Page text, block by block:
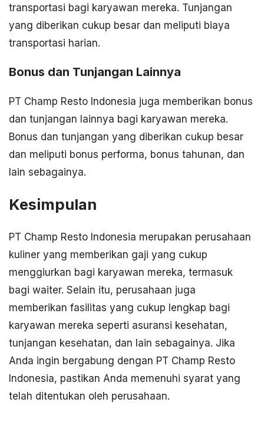
transportasi bagi karyawan mereka. Tunjangan
yang diberikan cukup besar dan meliputi biaya
transportasi harian.
Bonus dan Tunjangan Lainnya
PT Champ Resto Indonesia juga memberikan bonus
dan tunjangan lainnya bagi karyawan mereka.
Bonus dan tunjangan yang diberikan cukup besar
dan meliputi bonus performa, bonus tahunan, dan
lain sebagainya.
Kesimpulan
PT Champ Resto Indonesia merupakan perusahaan
kuliner yang memberikan gaji yang cukup
menggiurkan bagi karyawan mereka, termasuk
bagi waiter. Selain itu, perusahaan juga
memberikan fasilitas yang cukup lengkap bagi
karyawan mereka seperti asuransi kesehatan,
tunjangan kesehatan, dan lain sebagainya. Jika
Anda ingin bergabung dengan PT Champ Resto
Indonesia, pastikan Anda memenuhi syarat yang
telah ditentukan oleh perusahaan.